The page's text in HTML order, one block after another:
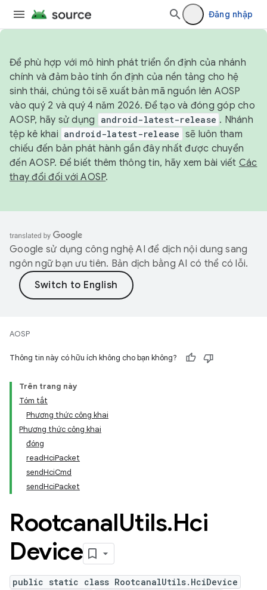
Đăng nhập
Để phù hợp với mô hình phát triển ổn định của nhánh
chính và đảm bảo tính ổn định của nền tảng cho hệ
sinh thái, chúng tôi sẽ xuất bản mã nguồn lên AOSP
vào quý 2 và quý 4 năm 2026. Để tạo và đóng góp cho
AOSP, hãy sử dụng
android-latest-release . Nhánh
tệp kê khai android-latest-release sẽ luôn tham
chiếu đến bản phát hành gần đây nhất được chuyển
đến AOSP. Để biết thêm thông tin, hãy xem bài viết Các
thay đổi đối với AOSP.
Google sử dụng công nghệ AI để dịch nội dung sang
ngôn ngữ bạn ưu tiên. Bản dịch bằng AI có thể có lỗi.
AOSP
Thông tin này có hữu ích không cho bạn không?
Trên trang này
Tóm tắt
Phương thức công khai
Phương thức công khai
đóng
readHciPacket
sendHciCmd
sendHciPacket
RootcanalUtils.Hci
Device
public static class RootcanalUtils.HciDevice